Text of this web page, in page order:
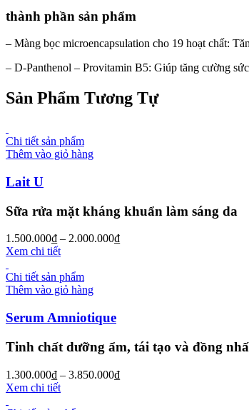
thành phần sản phẩm
– Màng bọc microencapsulation cho 19 hoạt chất:
– D-Panthenol – Provitamin B5: Giúp tăng cường
Sản Phẩm Tương Tự
Chi tiết sản phẩm
Thêm vào giỏ hàng
Lait U
Sữa rửa mặt kháng khuẩn làm sáng da
1.500.000₫ – 2.000.000₫
Xem chi tiết
Chi tiết sản phẩm
Thêm vào giỏ hàng
Serum Amniotique
Tinh chất dưỡng ẩm, tái tạo và đồng
1.300.000₫ – 3.850.000₫
Xem chi tiết